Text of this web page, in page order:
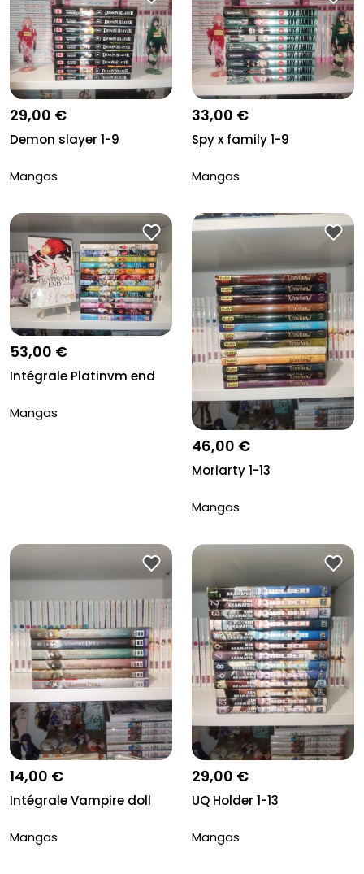
29,00 €
Demon slayer 1-9
Mangas
33,00 €
Spy x family 1-9
Mangas
53,00 €
Intégrale Platinvm end
Mangas
46,00 €
Moriarty 1-13
Mangas
14,00 €
Intégrale Vampire doll
Mangas
29,00 €
UQ Holder 1-13
Mangas